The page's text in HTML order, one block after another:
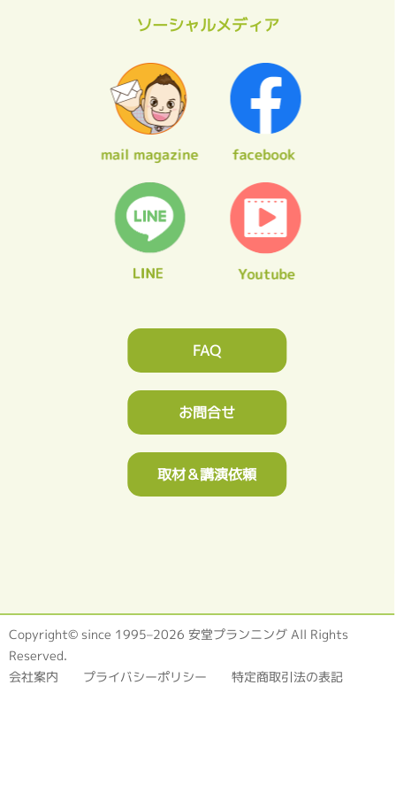
ソーシャルメディア
FAQ
お問合せ
取材＆講演依頼
Copyright© since 1995–2026 安堂プランニング All Rights
Reserved.
会社案内 プライバシーポリシー 特定商取引法の表記